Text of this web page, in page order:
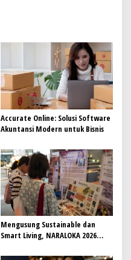
Accurate Online: Solusi Software
Akuntansi Modern untuk Bisnis
Mengusung Sustainable dan
Smart Living, NARALOKA 2026
Mahasiswa BINUS @Malang